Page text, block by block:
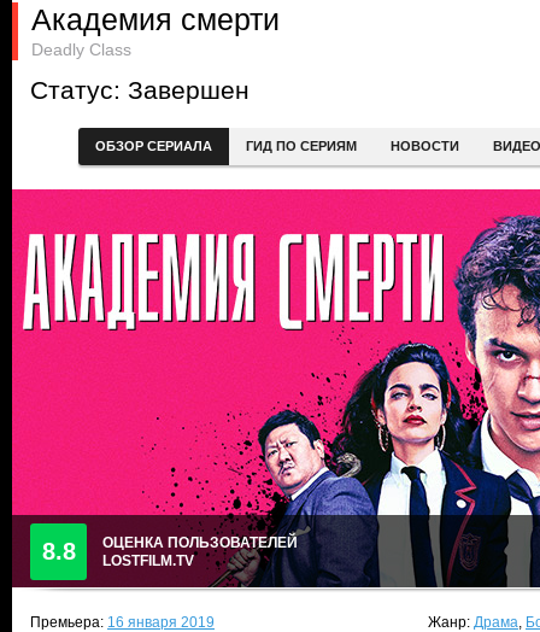
Академия смерти
Deadly Class
Статус: Завершен
ОБЗОР СЕРИАЛА ГИД ПО СЕРИЯМ НОВОСТИ ВИДЕО
8.8
ОЦЕНКА ПОЛЬЗОВАТЕЛЕЙ
LOSTFILM.TV
Премьера: 16 января 2019
Жанр: Драма,